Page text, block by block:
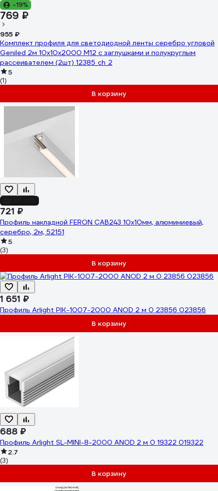
-19%
769 ₽
955 ₽
Комплект профиля для светодиодной ленты серебро угловой
Geniled 2м 10x10x2000 М12 с заглушками и полукруглым
рассеивателем (2шт) 12385_ch_2
5
(1)
В корзину
721 ₽
Профиль накладной FERON CAB243 10х10мм, алюминиевый,
серебро, 2м, 52151
5
(3)
В корзину
1 651 ₽
Профиль Arlight PIK-1007-2000 ANOD 2 м 0 23856 023856
В корзину
688 ₽
Профиль Arlight SL-MINI-8-2000 ANOD 2 м 0 19322 019322
2.7
(3)
В корзину